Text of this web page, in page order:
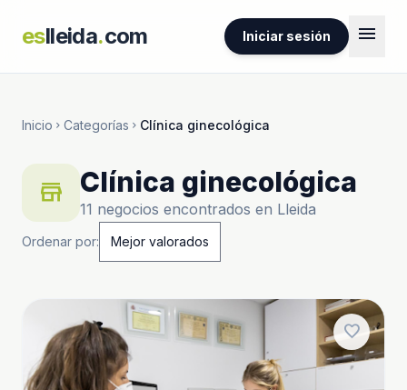
eslleida.com Iniciar sesión menu
Inicio chevron_right Categorías chevron_right Clínica ginecológica
store Clínica ginecológica
11 negocios encontrados en Lleida
Ordenar por:
favorite